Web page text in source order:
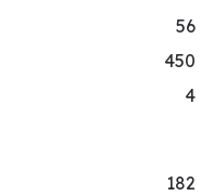
56
450
4
182